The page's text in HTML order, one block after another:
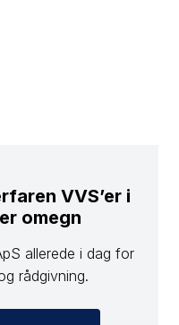
VVS’er i
omegn
allerede i dag for
rådgivning.